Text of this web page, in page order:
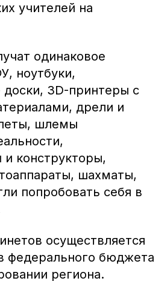
учителей на
одинаковое
ноутбуки,
доски, 3D-принтеры с
дрели и
шлемы
конструкторы,
шахматы,
попробовать себя в
осуществляется
федерального бюджета
региона.